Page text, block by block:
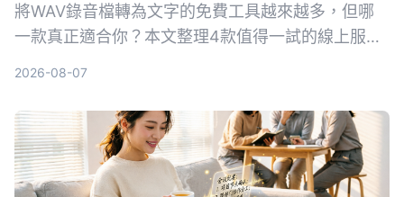
將WAV錄音檔轉為文字的免費工具越來越多，但哪
一款真正適合你？本文整理4款值得一試的線上服務
準確率、免費額度、附加功能到隱私安全，幫你找到
最合用的選擇。
2026-08-07